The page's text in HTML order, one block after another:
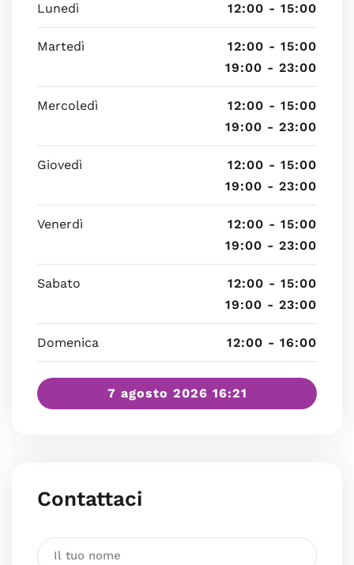
Lunedì 12:00 - 15:00
Martedì
12:00 - 15:00
19:00 - 23:00
Mercoledì
12:00 - 15:00
19:00 - 23:00
Giovedì
12:00 - 15:00
19:00 - 23:00
Venerdì
12:00 - 15:00
19:00 - 23:00
Sabato
12:00 - 15:00
19:00 - 23:00
Domenica 12:00 - 16:00
7 agosto 2026 16:21
Contattaci